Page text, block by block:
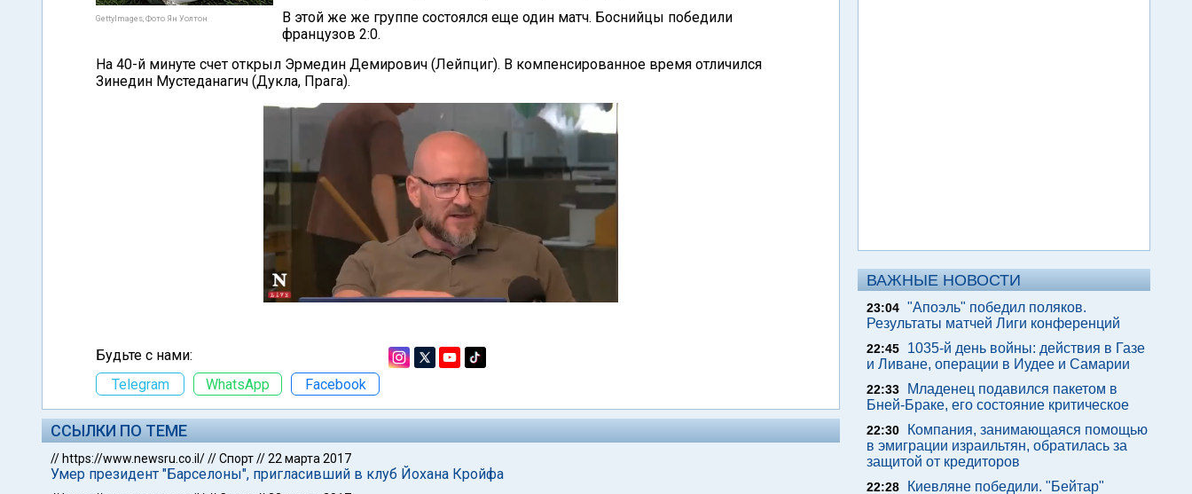
GettyImages, Фото Ян Уолтон
В этой же же группе состоялся еще один матч. Боснийцы победили
французов 2:0.
На 40-й минуте счет открыл Эрмедин Демирович (Лейпциг). В компенсированное время отличился
Зинедин Мустеданагич (Дукла, Прага).
Будьте с нами:
Telegram
WhatsApp Facebook
ССЫЛКИ ПО ТЕМЕ
// https://www.newsru.co.il///Спорт//22 марта 2017
Умер президент "Барселоны", пригласивший в клуб Йохана Кройфа
ВАЖНЫЕ НОВОСТИ
23:04 "Апоэль" победил поляков.
Результаты матчей Лиги конференций
22:45
1035-й день войны: действия в Газе
и Ливане, операции в Иудее и Самарии
22:33
Младенец подавился пакетом в
Бней-Браке, его состояние критическое
22:30
Компания, занимающаяся помощью
в эмиграции израильтян, обратилась за
защитой от кредиторов
22:28
Киевляне победили. "Бейтар"